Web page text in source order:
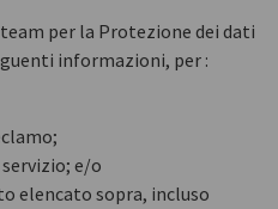
per la Protezione dei dati
informazioni, per :
e/o
elencato sopra, incluso